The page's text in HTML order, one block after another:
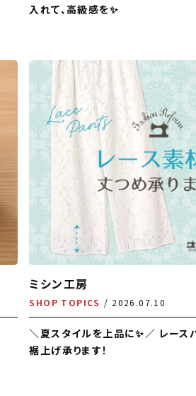
入れて、高級感を✨
ミシン工房
SHOP TOPICS 2026.07.10
＼夏スタイルを上品に✨／ レース
裾上げ承ります！